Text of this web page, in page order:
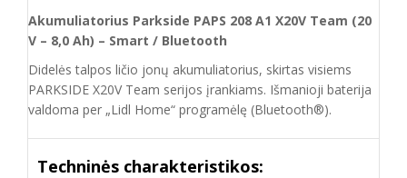
Akumuliatorius Parkside PAPS 208 A1 X20V Team (20
V – 8,0 Ah) – Smart / Bluetooth
Didelės talpos ličio jonų akumuliatorius, skirtas visiems
PARKSIDE X20V Team serijos įrankiams. Išmanioji baterija
valdoma per „Lidl Home“ programėlę (Bluetooth®).
Techninės charakteristikos: